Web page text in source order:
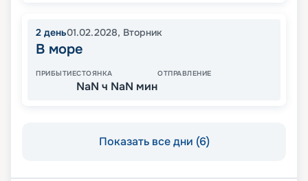
2 день01.02.2028, Вторник
В море
ПРИБЫТИЕСТОЯНКА
NaN ч NaN мин
ОТПРАВЛЕНИЕ
Показать все дни (6)